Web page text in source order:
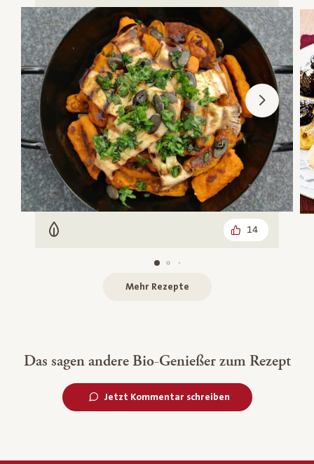
Vegetarisch 14
Mehr Rezepte
Das sagen andere Bio-Genießer zum Rezept
Jetzt Kommentar schreiben